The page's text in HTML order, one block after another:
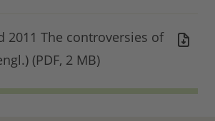
2011 The controversies of
(PDF, 2 MB)